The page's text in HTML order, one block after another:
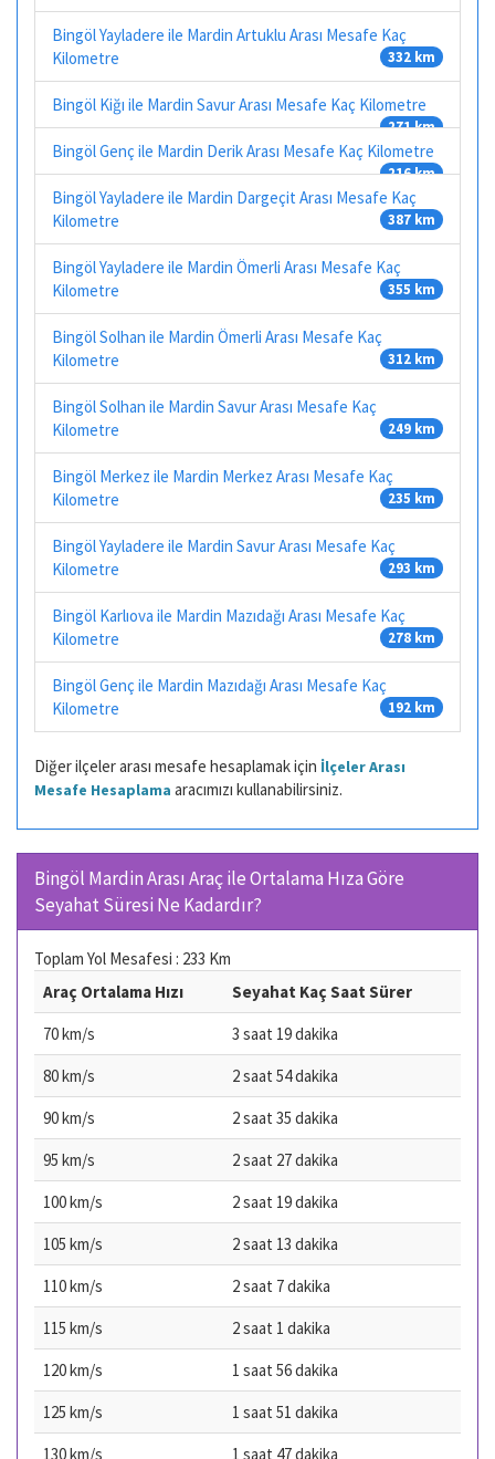
Bingöl Yayladere ile Mardin Artuklu Arası Mesafe Kaç
Kilometre
332 km
Bingöl Kiğı ile Mardin Savur Arası Mesafe Kaç Kilometre
271 km
Bingöl Genç ile Mardin Derik Arası Mesafe Kaç Kilometre
216 km
Bingöl Yayladere ile Mardin Dargeçit Arası Mesafe Kaç
Kilometre
387 km
Bingöl Yayladere ile Mardin Ömerli Arası Mesafe Kaç
Kilometre
355 km
Bingöl Solhan ile Mardin Ömerli Arası Mesafe Kaç
Kilometre
312 km
Bingöl Solhan ile Mardin Savur Arası Mesafe Kaç
Kilometre
249 km
Bingöl Merkez ile Mardin Merkez Arası Mesafe Kaç
Kilometre
235 km
Bingöl Yayladere ile Mardin Savur Arası Mesafe Kaç
Kilometre
293 km
Bingöl Karlıova ile Mardin Mazıdağı Arası Mesafe Kaç
Kilometre
278 km
Bingöl Genç ile Mardin Mazıdağı Arası Mesafe Kaç
Kilometre
192 km
Diğer ilçeler arası mesafe hesaplamak için İlçeler Arası
Mesafe Hesaplama aracımızı kullanabilirsiniz.
Bingöl Mardin Arası Araç ile Ortalama Hıza Göre
Seyahat Süresi Ne Kadardır?
Toplam Yol Mesafesi : 233 Km
Araç Ortalama Hızı
Seyahat Kaç Saat Sürer
70 km/s
3 saat 19 dakika
80 km/s
2 saat 54 dakika
90 km/s
2 saat 35 dakika
95 km/s
2 saat 27 dakika
100 km/s
2 saat 19 dakika
105 km/s
2 saat 13 dakika
110 km/s
2 saat 7 dakika
115 km/s
2 saat 1 dakika
120 km/s
1 saat 56 dakika
125 km/s
1 saat 51 dakika
130 km/s
1 saat 47 dakika